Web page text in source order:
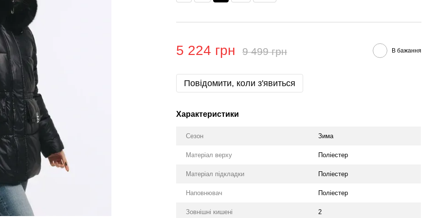
5 224 грн 9 499 грн В бажання
Повідомити, коли з'явиться
Характеристики
Сезон Зима
Матеріал верху Поліестер
Матеріал підкладки Поліестер
Наповнювач Поліестер
Зовнішні кишені 2